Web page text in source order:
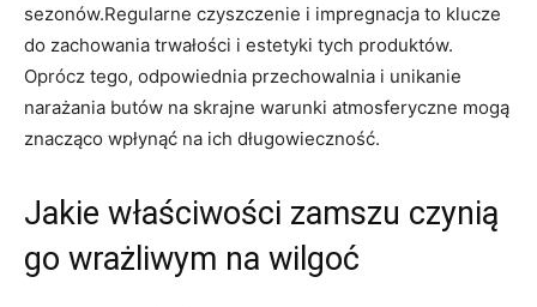
sezonów.Regularne czyszczenie i impregnacja to klucze
do zachowania trwałości i estetyki tych produktów.
Oprócz tego, odpowiednia przechowalnia i unikanie
narażania butów na skrajne warunki atmosferyczne mogą
znacząco wpłynąć na ich długowieczność.
Jakie właściwości zamszu czynią
go wrażliwym na wilgoć